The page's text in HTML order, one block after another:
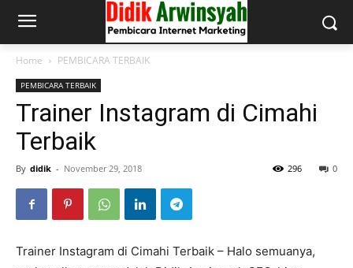
Home PEMBICARA TERBAIK
PEMBICARA TERBAIK
Trainer Instagram di Cimahi
Terbaik
By didik - November 29, 2018 0
296
Trainer Instagram di Cimahi Terbaik – Halo semuanya,